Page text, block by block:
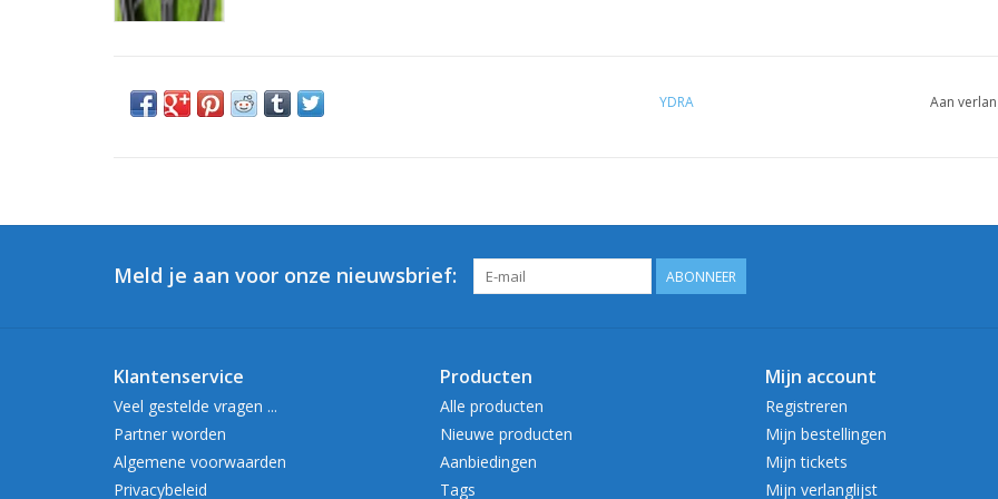
YDRA Aan
Meld je aan voor onze nieuwsbrief: ABONNEER
Klantenservice
Veel gestelde vragen ...
Partner worden
Algemene voorwaarden
Privacybeleid
Producten
Alle producten
Nieuwe producten
Aanbiedingen
Tags
Mijn account
Registreren
Mijn bestellingen
Mijn tickets
Mijn verlanglijst